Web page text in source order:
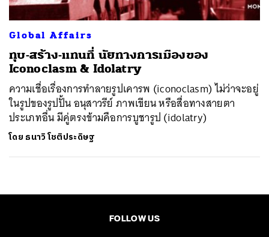
Global Affairs
ทุบ-สร้าง-แทนที่ นัยทางการเมืองของ
Iconoclasm & Idolatry
ความเชื่อเรื่องการทำลายรูปเคารพ (iconoclasm) ไม่ว่าจะอยู่
ในรูปของรูปปั้น อนุสาวรีย์ ภาพเขียน หรือสื่อทางสายตา
ประเภทอื่น มีคู่ตรงข้ามคือการบูชารูป (idolatry)
โดย ธนาวิ โชติประดิษฐ
FOLLOW US
SHARE TWEET LINE EMAIL